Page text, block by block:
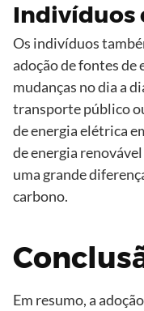
Indivíduos
Os indivíduos
adoção de fontes de
mudanças no dia a
transporte público
de energia elétrica
de energia
uma grande
carbono.
Em resumo, a